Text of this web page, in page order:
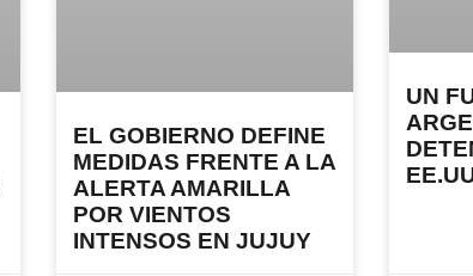
EL GOBIERNO DEFINE
MEDIDAS FRENTE A LA
ALERTA AMARILLA
POR VIENTOS
INTENSOS EN JUJUY
UN